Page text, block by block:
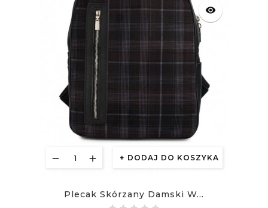
DODAJ DO KOSZYKA
visibility
Plecak Skórzany Damski W...